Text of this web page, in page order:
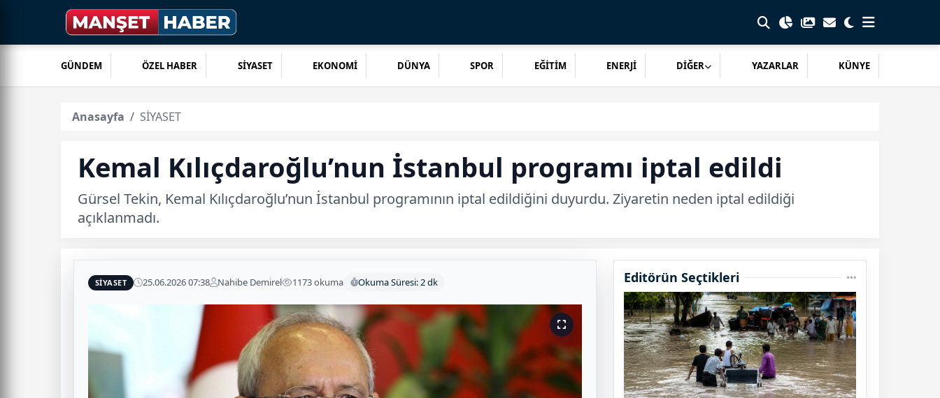
GÜNDEM ÖZEL HABER SİYASET EKONOMİ DÜNYA SPOR EĞİTİM ENERJİ DİĞER YAZARLAR KÜNYE
Anasayfa SİYASET
Kemal Kılıçdaroğlu’nun İstanbul programı iptal edildi
Gürsel Tekin, Kemal Kılıçdaroğlu’nun İstanbul programının iptal edildiğini duyurdu. Ziyaretin neden iptal edildiği
açıklanmadı.
SİYASET 25.06.2026 07:38 Nahibe Demirel 1173 okuma Okuma Süresi: 2 dk Editörün Seçtikleri